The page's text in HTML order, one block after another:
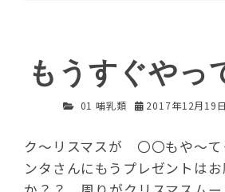
もうすぐやっ
01 哺乳類 2017年12月19日
ク～リスマスが 〇〇もや～
ンタさんにもうプレゼントは